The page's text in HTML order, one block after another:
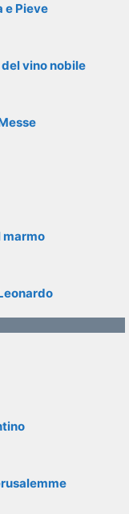
e Pieve
vino nobile
marmo